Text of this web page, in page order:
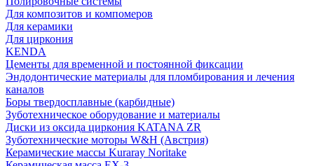
Для композитов и компомеров
Для керамики
Для циркония
KENDA
Цементы для временной и постоянной фиксации
Эндодонтические материалы для пломбирования и лечения
каналов
Боры твердосплавные (карбидные)
Зуботехническое оборудование и материалы
Диски из оксида циркония KATANA ZR
Зуботехнические моторы W&H (Австрия)
Керамические массы Kuraray Noritake